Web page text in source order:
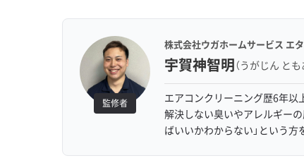
監修者
株式会社ウガホームサービス エ
宇賀神智明（うがじん とも
エアコンクリーニング歴6年
解決しない臭いやアレルギー
ばいいかわからない」という